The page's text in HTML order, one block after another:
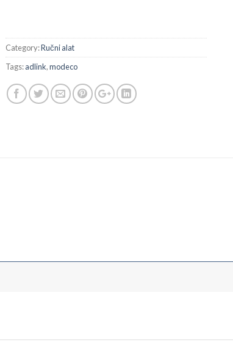
Category:Ručni alat
Tags:adlink,modeco